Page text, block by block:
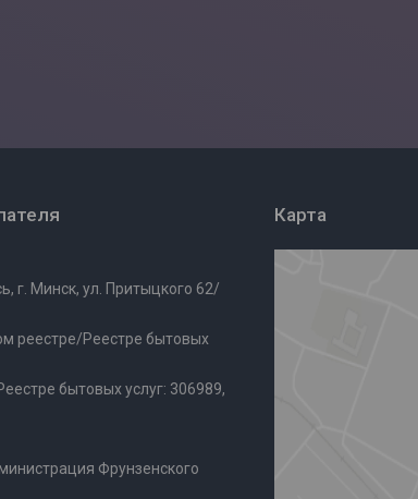
г. Минск, ул. Притыцкого 62/
реестре/Реестре бытовых
бытовых услуг: 306989,
Фрунзенского
Карта